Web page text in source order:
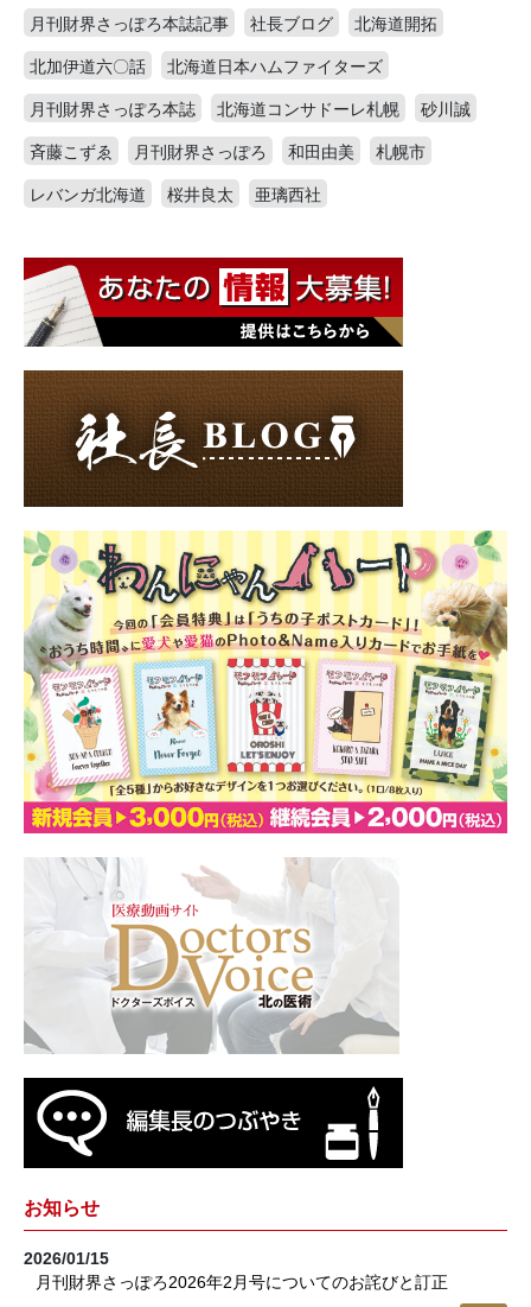
月刊財界さっぽろ本誌記事 社長ブログ
北海道開拓
北加伊道六〇話
北海道日本ハムファイターズ
月刊財界さっぽろ本誌
北海道コンサドーレ札幌
砂川誠
斉藤こずゑ
月刊財界さっぽろ 和田由美
札幌市
レバンガ北海道
桜井良太 亜璃西社
お知らせ
2026/01/15
月刊財界さっぽろ2026年2月号についてのお詫びと訂正